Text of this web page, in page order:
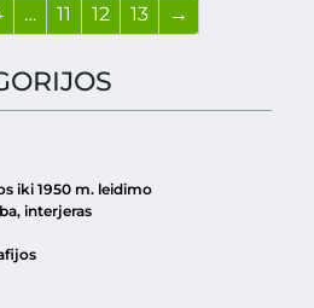
… 11 12 13 →
iki 1950 m. leidimo
interjeras